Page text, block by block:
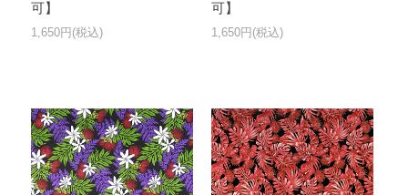
可】
1,650円(税込)
可】
1,650円(税込)